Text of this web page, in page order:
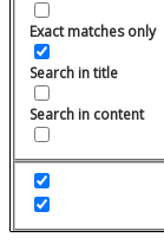
Exact matches only
Search in title
Search in content